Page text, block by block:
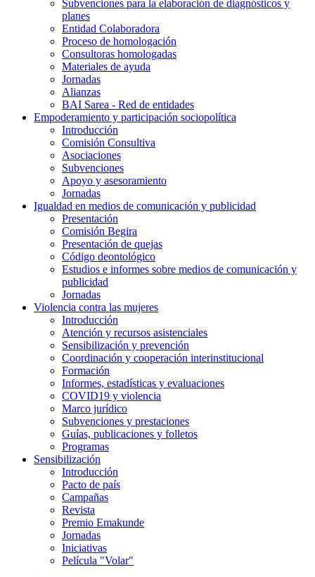
Subvenciones para la elaboración de diagnósticos y
planes
Entidad Colaboradora
Proceso de homologación
Consultoras homologadas
Materiales de ayuda
Jornadas
Alianzas
BAI Sarea - Red de entidades
Empoderamiento y participación sociopolítica
Introducción
Comisión Consultiva
Asociaciones
Subvenciones
Apoyo y asesoramiento
Jornadas
Igualdad en medios de comunicación y publicidad
Presentación
Comisión Begira
Presentación de quejas
Código deontológico
Estudios e informes sobre medios de comunicación y
publicidad
Jornadas
Violencia contra las mujeres
Introducción
Atención y recursos asistenciales
Sensibilización y prevención
Coordinación y cooperación interinstitucional
Formación
Informes, estadísticas y evaluaciones
COVID19 y violencia
Marco jurídico
Subvenciones y prestaciones
Guías, publicaciones y folletos
Programas
Sensibilización
Introducción
Pacto de país
Campañas
Revista
Premio Emakunde
Jornadas
Iniciativas
Película "Volar"